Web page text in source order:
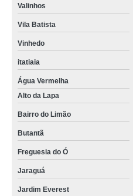
Valinhos
Vila Batista
Vinhedo
itatiaia
Água Vermelha
Alto da Lapa
Bairro do Limão
Butantã
Freguesia do Ó
Jaraguá
Jardim Everest